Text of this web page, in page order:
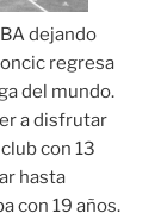
dejando
regresa
del mundo.
a disfrutar
con 13
hasta
con 19 años.